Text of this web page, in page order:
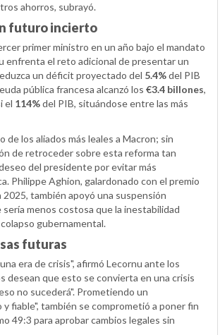
ahorros, subrayó.
futuro incierto
primer ministro en un año bajo el mandato
enfrenta el reto adicional de presentar un
un déficit proyectado del 5.4%del PIB
pública francesa alcanzó los €3.4 billones,
el 114%del PIB, situándose entre las más
de los aliados más leales a Macron; sin
de retroceder sobre esta reforma tan
del presidente por evitar más
Philippe Aghion, galardonado con el premio
2025, también apoyó una suspensión
menos costosa que la inestabilidad
gubernamental.
futuras
era de crisis", afirmó Lecornu ante los
desean que esto se convierta en una crisis
no sucederá". Prometiendo un
fiable", también se comprometió a poner fin
49:3 para aprobar cambios legales sin